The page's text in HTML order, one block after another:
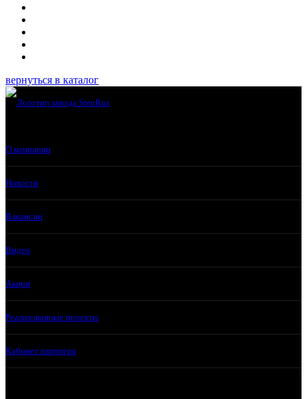
вернуться в каталог
О компании
Новости
Вакансии
Видео
Акции
Реализованные проекты
Кабинет партнера